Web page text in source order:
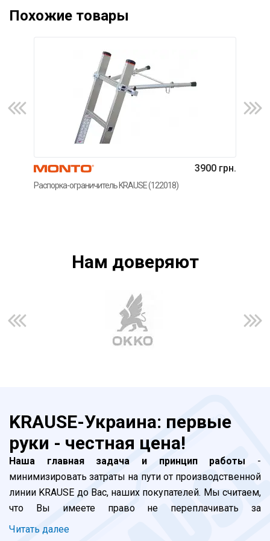
Похожие товары
3900 грн.
Распорка-ограничитель KRAUSE (122018)
Нам доверяют
KRAUSE-Украина: первые
руки - честная цена!
Наша главная задача и принцип работы -
минимизировать затраты на пути от производственной
линии KRAUSE до Вас, наших покупателей. Мы считаем,
что Вы имеете право не переплачивать за
прохождение наших лестниц и стремянок по долгой
Читать далее